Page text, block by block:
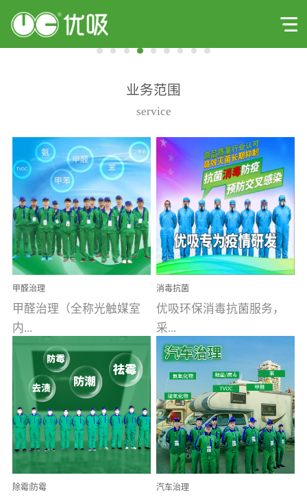
业务范围
service
甲醛治理
甲醛治理（全称光触媒室
内...
空气污染净化治理）工业
文明的进步，创造了多姿
多彩的家居产品和生活情
调，但也带来了以甲醛为
首的室内...
消毒抗菌
优吸环保消毒抗菌服务，
采...
用行业公认奥维牌消毒
液，具备杀死人体冠状病
毒的功效，杀菌率
99.99%。相对于传统消毒
液来说，无...
除霉|防霉 汽车治理